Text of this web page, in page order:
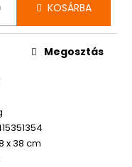
KOSÁRBA
x 38 cm
Megosztás